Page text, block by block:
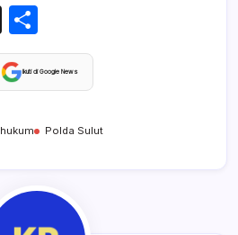
T
hr
e
d
h
ar
Ikuti di Google News
hukum Polda Sulut